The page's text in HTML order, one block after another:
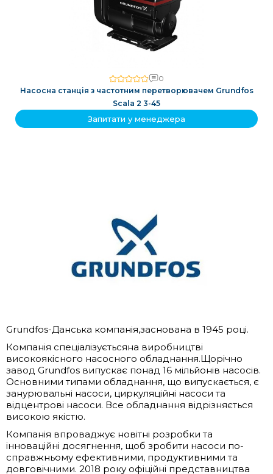
0
Насосна станція з частотним перетворювачем Grundfos
Scala 2 3-45
Запитати у менеджера
Grundfos-Данська компанія,заснована в 1945 році.
Компанія спеціалізуєтьсяна виробництві
високоякісного насосного обладнання.Щорічно
завод Grundfos випускає понад 16 мільйонів насосів.
Основними типами обладнання, що випускається, є
занурювальні насоси, циркуляційні насоси та
відцентрові насоси. Все обладнання відрізняється
високою якістю.
Компанія впроваджує новітні розробки та
інноваційні досягнення, щоб зробити насоси по-
справжньому ефективними, продуктивними та
довговічними. 2018 року офіційні представництва